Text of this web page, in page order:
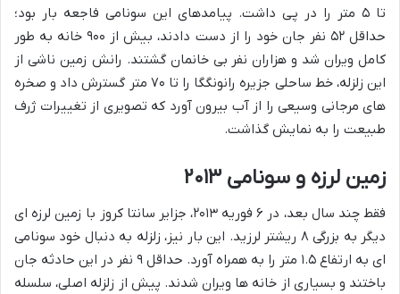
تا ۵ متر را در پی داشت. پیامدهای این سونامی فاجعه بار بود؛
حداقل ۵۲ نفر جان خود را از دست دادند، بیش از ۹۰۰ خانه به طور
کامل ویران شد و هزاران نفر بی خانمان گشتند. رانش زمین ناشی از
این زلزله، خط ساحلی جزیره رانونگگا را تا ۷۰ متر گسترش داد و صخره
های مرجانی وسیعی را از آب بیرون آورد که تصویری از تغییرات ژرف
طبیعت را به نمایش گذاشت.
زمین لرزه و سونامی ۲۰۱۳
فقط چند سال بعد، در ۶ فوریه ۲۰۱۳، جزایر سانتا کروز با زمین لرزه ای
دیگر به بزرگی ۸ ریشتر لرزید. این بار نیز، زلزله به دنبال خود سونامی
ای به ارتفاع ۱.۵ متر را به همراه آورد. حداقل ۹ نفر در این حادثه جان
باختند و بسیاری از خانه ها ویران شدند. پیش از زلزله اصلی، سلسله